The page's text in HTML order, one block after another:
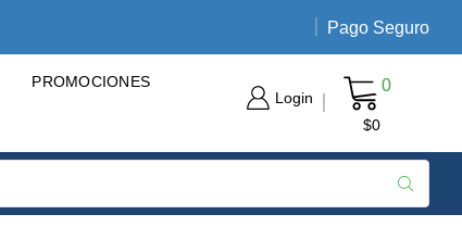
Envíos nacionales de 3 a 5
Pago Seguro
PROMOCIONES
Login
0
$0